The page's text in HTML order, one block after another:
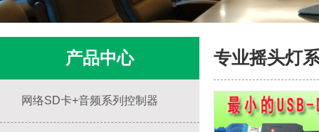
产品中心
网络SD卡+音频系列控制器
专业摇头灯